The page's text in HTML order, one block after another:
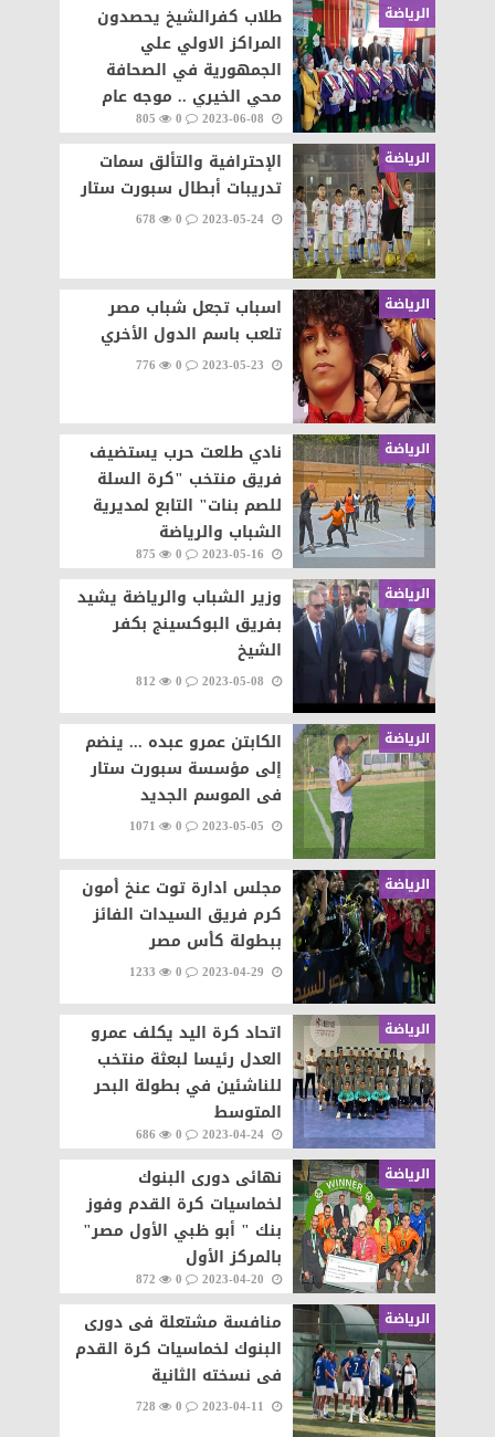
الرياضة
طلاب كفرالشيخ يحصدون
المراكز الاولي علي
الجمهورية في الصحافة
محي الخيري .. موجه عام
الصحافة وسام شرف لطلاب
كفرالشيخ
0
805
الرياضة
الإحترافية والتألق سمات
تدريبات أبطال سبورت ستار
2023-05-24
0
678
الرياضة
اسباب تجعل شباب مصر
تلعب باسم الدول الأخري
0
776
الرياضة
نادي طلعت حرب يستضيف
فريق منتخب "كرة السلة
للصم بنات" التابع لمديرية
الشباب والرياضة
0
875
الرياضة
وزير الشباب والرياضة يشيد
بفريق البوكسينج بكفر
الشيخ
0
812
الرياضة
الكابتن عمرو عبده ... ينضم
إلى مؤسسة سبورت ستار
فى الموسم الجديد
0
1071
الرياضة
مجلس ادارة توت عنخ اْمون
كرم فريق السيدات الفائز
ببطولة كاْس مصر
0
1233
الرياضة
اتحاد كرة اليد يكلف عمرو
العدل رئيسا لبعثة منتخب
للناشئين في بطولة البحر
المتوسط
2023-04-24
0
686
الرياضة
نهائى دورى البنوك
لخماسيات كرة القدم وفوز
بنك " أبو ظبي الأول مصر"
بالمركز الأول
0
872
الرياضة
منافسة مشتعلة فى دورى
البنوك لخماسيات كرة القدم
فى نسخته الثانية
0
728